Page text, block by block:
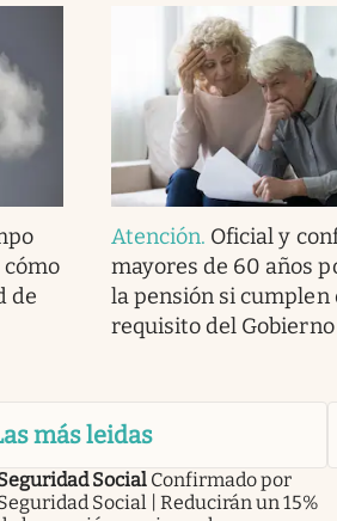
cómo
de
Atención. Oficial y
mayores de 60 años
la pensión si cumplen
requisito del Gobierno
más leidas
Social Confirmado por
Social | Reducirán un 15%